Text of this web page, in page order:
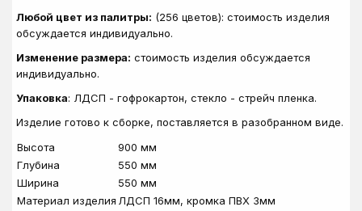
Любой цвет из палитры: (256 цветов): стоимость изделия
обсуждается индивидуально.
Изменение размера: стоимость изделия обсуждается
индивидуально.
Упаковка: ЛДСП - гофрокартон, стекло - стрейч пленка.
Изделие готово к сборке, поставляется в разобранном виде.
Высота
900 мм
Глубина
550 мм
Ширина
550 мм
Материал изделия ЛДСП 16мм, кромка ПВХ 3мм